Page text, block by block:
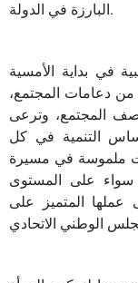
البارزة في الدولة.
في بداية الأمسية
دعامات المجتمع،
المجتمع، وترعى
التنمية في كل
ملموسة في مسيرة
سواء على المستوى
عملها المتميز على